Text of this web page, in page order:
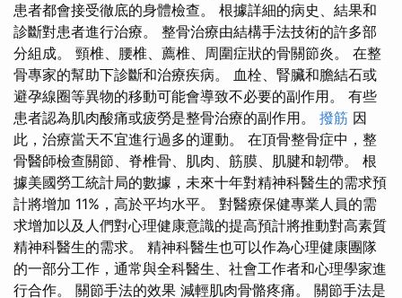
患者都會接受徹底的身體檢查。 根據詳細的病史、結果和
診斷對患者進行治療。 整骨治療由結構手法技術的許多部
分組成。 頸椎、腰椎、薦椎、周圍症狀的骨關節炎。 在整
骨專家的幫助下診斷和治療疾病。 血栓、腎臟和膽結石或
避孕線圈等異物的移動可能會導致不必要的副作用。 有些
患者認為肌肉酸痛或疲勞是整骨治療的副作用。 撥筋 因
此，治療當天不宜進行過多的運動。 在頂骨整骨症中，整
骨醫師檢查關節、脊椎骨、肌肉、筋膜、肌腱和韌帶。 根
據美國勞工統計局的數據，未來十年對精神科醫生的需求預
計將增加 11%，高於平均水平。 對醫療保健專業人員的需
求增加以及人們對心理健康意識的提高預計將推動對高素質
精神科醫生的需求。 精神科醫生也可以作為心理健康團隊
的一部分工作，通常與全科醫生、社會工作者和心理學家進
行合作。 關節手法的效果 減輕肌肉骨骼疼痛。 關節手法是